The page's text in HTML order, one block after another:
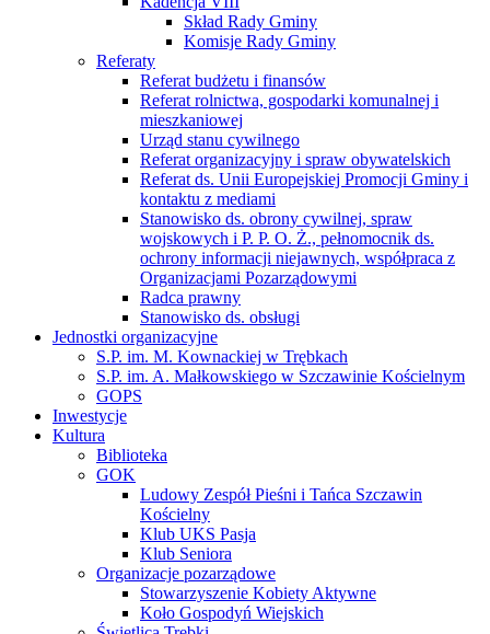
Skład Rady Gminy
Komisje Rady Gminy
Referaty
Referat budżetu i finansów
Referat rolnictwa, gospodarki komunalnej i
mieszkaniowej
Urząd stanu cywilnego
Referat organizacyjny i spraw obywatelskich
Referat ds. Unii Europejskiej Promocji Gminy i
kontaktu z mediami
Stanowisko ds. obrony cywilnej, spraw
wojskowych i P. P. O. Ż., pełnomocnik ds.
ochrony informacji niejawnych, współpraca z
Organizacjami Pozarządowymi
Radca prawny
Stanowisko ds. obsługi
Jednostki organizacyjne
S.P. im. M. Kownackiej w Trębkach
S.P. im. A. Małkowskiego w Szczawinie Kościelnym
GOPS
Inwestycje
Kultura
Biblioteka
GOK
Ludowy Zespół Pieśni i Tańca Szczawin
Kościelny
Klub UKS Pasja
Klub Seniora
Organizacje pozarządowe
Stowarzyszenie Kobiety Aktywne
Koło Gospodyń Wiejskich